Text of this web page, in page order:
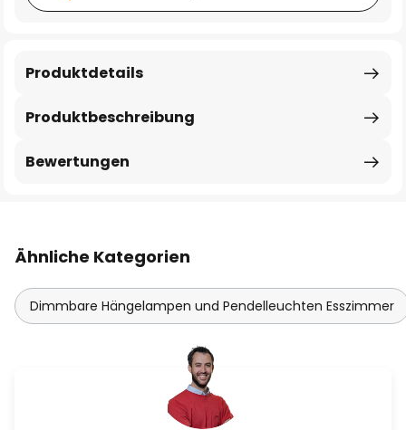
Produktbeschreibung
Produktdetails
Bewertungen
Ähnliche Kategorien
Dimmbare Hängelampen und Pendelleuchten Esszimmer